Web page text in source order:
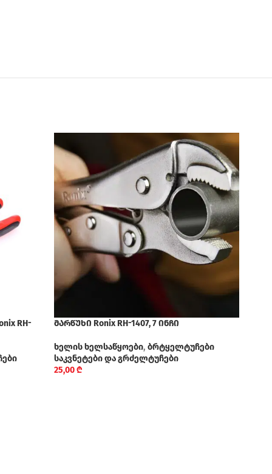
RH-
მარწუხი Ronix RH-1407, 7 ინჩი
ხელის ხელსაწყოები, ბრტყელტუჩები
საკვნეტები და გრძელტუჩები
25,00₾